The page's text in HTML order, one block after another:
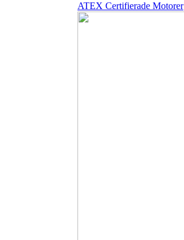
ATEX Certifierade Motorer